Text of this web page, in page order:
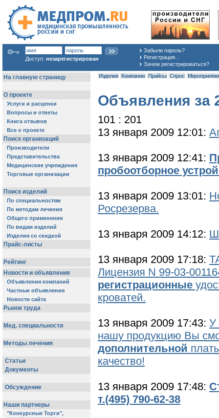
Доступ: незарегистрирован
Забыли пароль?
Регистрация...
Зачем регистрироваться?
Изделия Компании Прайсы Спрос Мероприятия
Объявления за
101 : 201
13 января 2009 12:01:
13 января 2009 12:41:
пробоотборное
13 января 2009 13:01:
Росрезерва.
13 января 2009 14:12:
13 января 2009 17:18:
Лицензия N 99-03-
регистрационные
кроватей.
13 января 2009 17:43: У
нашу продукцию Вы
дополнительной
качество!
13 января 2009 17:48:
т.(495) 790-62-38